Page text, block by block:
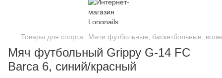
Товары для спорта Мячи футбольные, баскетбольные,
Мяч футбольный Grippy G-14 FC
Barcа 6, синий/красный